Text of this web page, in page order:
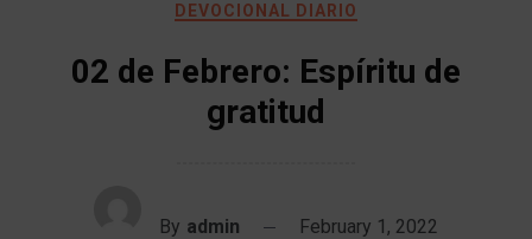
DEVOCIONAL DIARIO
02 de Febrero: Espíritu de
gratitud
By admin February 1, 2022